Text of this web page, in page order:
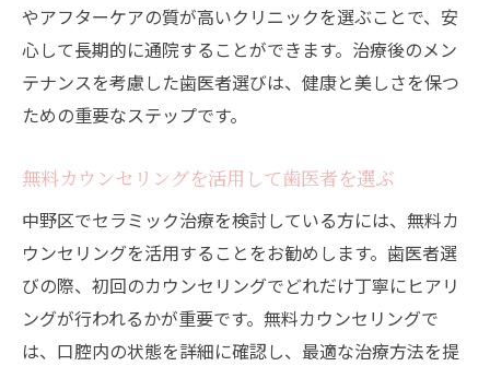
やアフターケアの質が高いクリニックを選ぶことで、安
心して長期的に通院することができます。治療後のメン
テナンスを考慮した歯医者選びは、健康と美しさを保つ
ための重要なステップです。
無料カウンセリングを活用して歯医者を選ぶ
中野区でセラミック治療を検討している方には、無料カ
ウンセリングを活用することをお勧めします。歯医者選
びの際、初回のカウンセリングでどれだけ丁寧にヒアリ
ングが行われるかが重要です。無料カウンセリングで
は、口腔内の状態を詳細に確認し、最適な治療方法を提